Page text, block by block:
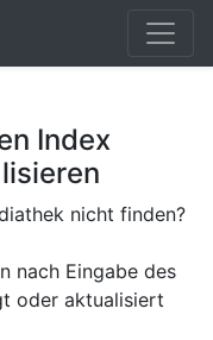
Index
nicht finden?
nach Eingabe des
oder aktualisiert